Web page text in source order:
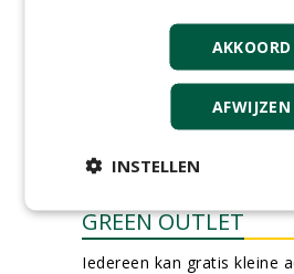
meer Groene
GREEN OUTLET
Iedereen kan gratis kleine
AKKOORD
AFWIJZEN
INSTELLEN